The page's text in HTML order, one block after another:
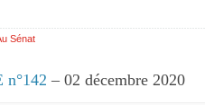
Sénat
n°142 – 02 décembre 2020